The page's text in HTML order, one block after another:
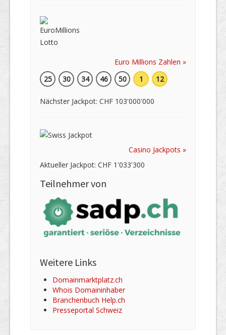
Euro Millions Zahlen »
25
30 34 46 50 1 12
Nächster Jackpot: CHF 103'000'000
Casino Jackpots »
Aktueller Jackpot: CHF 1'033'300
Teilnehmer von
Weitere Links
Domainmarktplatz.ch
Whois Domaininhaber
Branchenbuch Help.ch
Presseportal Schweiz